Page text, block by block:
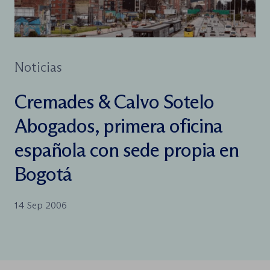
Noticias
Cremades & Calvo Sotelo
Abogados, primera oficina
española con sede propia en
Bogotá
14 Sep 2006